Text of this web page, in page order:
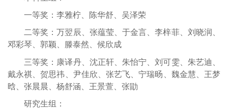
一等奖：李雅柠、陈华舒、吴泽荣
二等奖：万翌辰、张蕴莹、于金言、李梓菲、刘晓润、
邓彩琴、郭颖、滕泰然、候欣成
三等奖：康译丹、沈正轩、朱怡宁、刘可雯、朱艺迪、
戴永祺、贺思祎、尹佳欣、张艺飞、宁瑞旸、魏金慧、王梦
晗、张晨晨、杨舒涵、王景萱、张勖
研究生组：